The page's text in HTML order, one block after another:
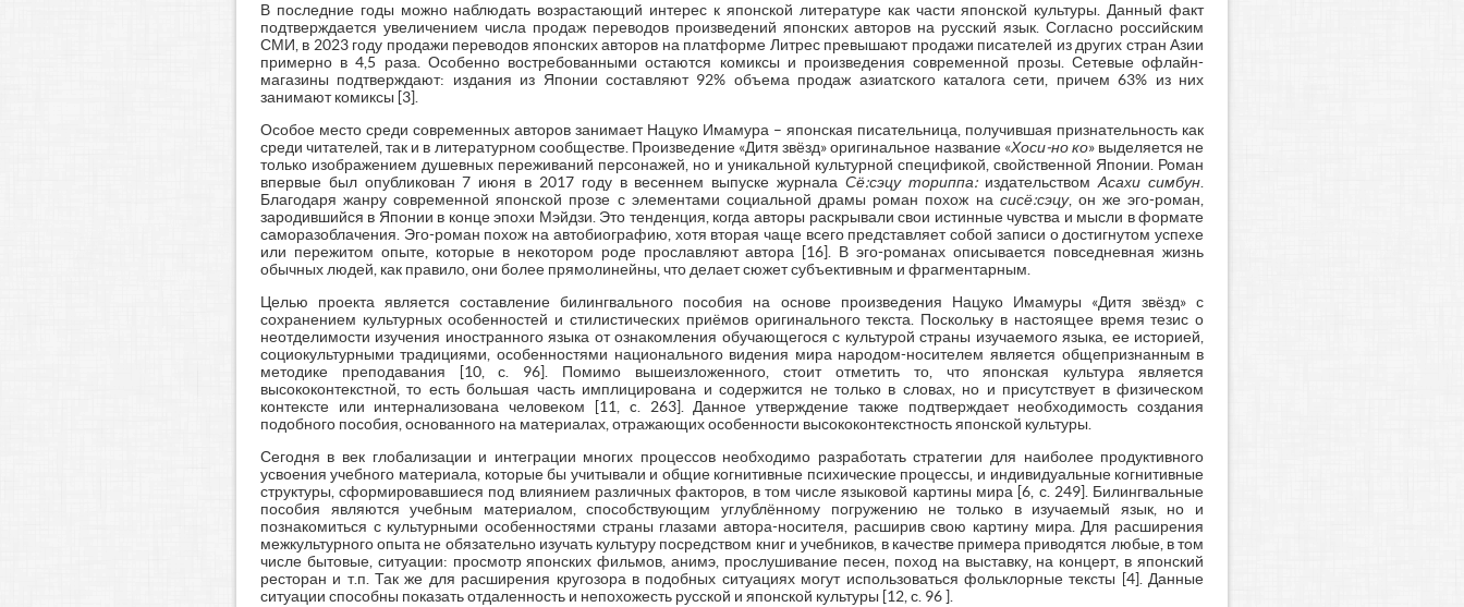
В последние годы можно наблюдать возрастающий интерес к японской литературе как части японской культуры. Данный факт
подтверждается увеличением числа продаж переводов произведений японских авторов на русский язык. Согласно российским
СМИ, в 2023 году продажи переводов японских авторов на платформе Литрес превышают продажи писателей из других стран Азии
примерно в 4,5 раза. Особенно востребованными остаются комиксы и произведения современной прозы. Сетевые офлайн-
магазины подтверждают: издания из Японии составляют 92% объема продаж азиатского каталога сети, причем 63% из них
занимают комиксы [3].
Особое место среди современных авторов занимает Нацуко Имамура – японская писательница, получившая признательность как
среди читателей, так и в литературном сообществе. Произведение «Дитя звёзд» оригинальное название «Хоси-но ко» выделяется не
только изображением душевных переживаний персонажей, но и уникальной культурной спецификой, свойственной Японии. Роман
впервые был опубликован 7 июня в 2017 году в весеннем выпуске журнала Сё:сэцу ториппа:издательствомАсахи симбун
Благодаря жанру современной японской прозе с элементами социальной драмы роман похож на сисё:сэцу, он же эго-роман,
зародившийся в Японии в конце эпохи Мэйдзи. Это тенденция, когда авторы раскрывали свои истинные чувства и мысли в формате
саморазоблачения. Эго-роман похож на автобиографию, хотя вторая чаще всего представляет собой записи о достигнутом успехе
или пережитом опыте, которые в некотором роде прославляют автора [16]. В эго-романах описывается повседневная жизнь
обычных людей, как правило, они более прямолинейны, что делает сюжет субъективным и фрагментарным.
Целью проекта является составление билингвального пособия на основе произведения Нацуко Имамуры «Дитя звёзд» с
сохранением культурных особенностей и стилистических приёмов оригинального текста. Поскольку в настоящее время тезис о
неотделимости изучения иностранного языка от ознакомления обучающегося с культурой страны изучаемого языка, ее историей,
социокультурными традициями, особенностями национального видения мира народом-носителем является общепризнанным в
методике преподавания [10, с. 96]. Помимо вышеизложенного, стоит отметить то, что японская культура является
высококонтекстной, то есть большая часть имплицирована и содержится не только в словах, но и присутствует в физическом
контексте или интернализована человеком [11, c. 263]. Данное утверждение также подтверждает необходимость создания
подобного пособия, основанного на материалах, отражающих особенности высококонтекстность японской культуры.
Сегодня в век глобализации и интеграции многих процессов необходимо разработать стратегии для наиболее продуктивного
усвоения учебного материала, которые бы учитывали и общие когнитивные психические процессы, и индивидуальные когнитивные
структуры, сформировавшиеся под влиянием различных факторов, в том числе языковой картины мира [6, с. 249]. Билингвальные
пособия являются учебным материалом, способствующим углублённому погружению не только в изучаемый язык, но и
познакомиться с культурными особенностями страны глазами автора-носителя, расширив свою картину мира. Для расширения
межкультурного опыта не обязательно изучать культуру посредством книг и учебников, в качестве примера приводятся любые, в том
числе бытовые, ситуации: просмотр японских фильмов, анимэ, прослушивание песен, поход на выставку, на концерт, в японский
ресторан и т.п. Так же для расширения кругозора в подобных ситуациях могут использоваться фольклорные тексты [4]. Данные
ситуации способны показать отдаленность и непохожесть русской и японской культуры [12, с. 96 ].